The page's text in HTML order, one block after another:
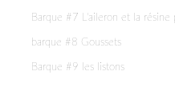
Barque #7 L'aileron et la résine
barque #8 Goussets
Barque #9 les listons